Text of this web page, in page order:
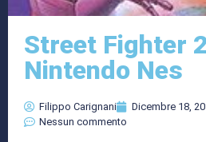
Street Fighter
Nintendo Nes
Filippo Carignani Dicembre 18,
Nessun commento